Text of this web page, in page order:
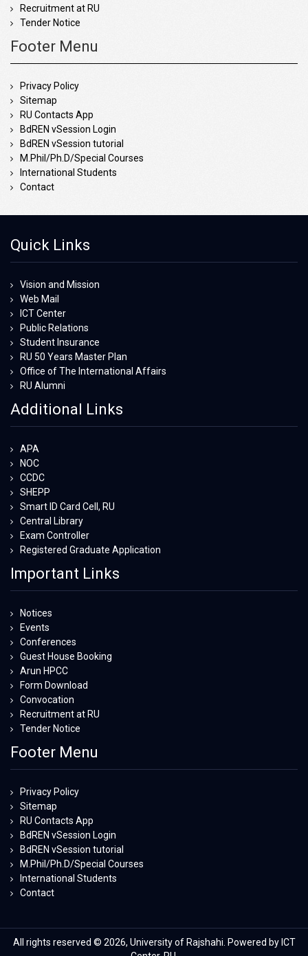
Recruitment at RU
Tender Notice
Footer Menu
Privacy Policy
Sitemap
RU Contacts App
BdREN vSession Login
BdREN vSession tutorial
M.Phil/Ph.D/Special Courses
International Students
Contact
Quick Links
Vision and Mission
Web Mail
ICT Center
Public Relations
Student Insurance
RU 50 Years Master Plan
Office of The International Affairs
RU Alumni
Additional Links
APA
NOC
CCDC
SHEPP
Smart ID Card Cell, RU
Central Library
Exam Controller
Registered Graduate Application
Important Links
Notices
Events
Conferences
Guest House Booking
Arun HPCC
Form Download
Convocation
Recruitment at RU
Tender Notice
Footer Menu
Privacy Policy
Sitemap
RU Contacts App
BdREN vSession Login
BdREN vSession tutorial
M.Phil/Ph.D/Special Courses
International Students
Contact
All rights reserved © 2026, University of Rajshahi. Powered by ICT